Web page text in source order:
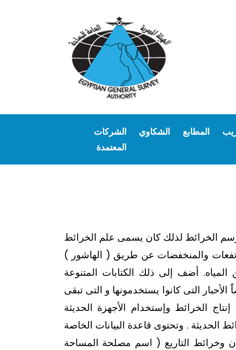
المطابع الشكاوي
الشركات
المعتمدة
الخرائط لذلك كان يسمى علم الخرائط
والمنخفضات عن طريق ( الهاشور )
أضف إلى ذلك الكتابات المتنوعة
التى كانوا يستخدمونها و التى تبقى
الخرائط وإستخدام الأجهزة الحديثة
الحديثة . وتحتوى قاعدة البيانات الخاصة
وخرائط التاريع ( اسم مصلحة المساحة